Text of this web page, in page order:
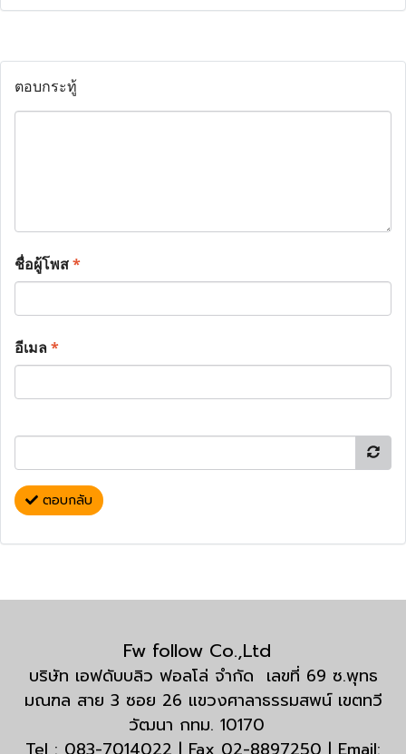
ตอบกระทู้
ชื่อผู้โพส*
อีเมล*
ตอบกลับ
Fw follow Co.,Ltd
บริษัท เอฟดับบลิว ฟอลโล่ จำกัด เลขที่ 69 ซ.พุทธ
มณฑล สาย 3 ซอย 26 แขวงศาลาธรรมสพน์ เขตทวี
วัฒนา กทม. 10170